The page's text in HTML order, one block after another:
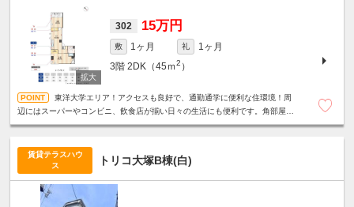
302 15万円
敷 1ヶ月 礼
1ヶ月
3階 2DK（45ｍ2 ）
東洋大学エリア！アクセスも良好で、通勤通学に便利な住環境！周
辺にはスーパーやコンビニ、飲食店が揃い日々の生活にも便利です。角部屋
賃貸テラスハウ
ス
トリコ大塚B棟(白)